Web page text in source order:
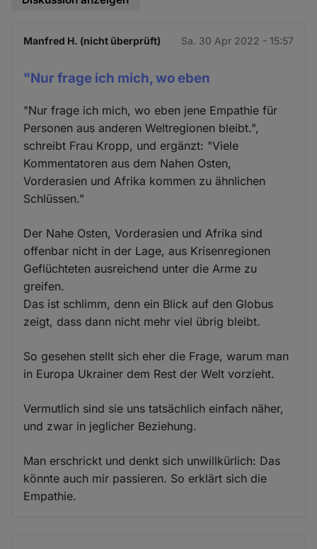
Manfred H. (nicht überprüft) Sa. 30 Apr 2022 - 15:57
"Nur frage ich mich, wo eben
"Nur frage ich mich, wo eben jene Empathie für
Personen aus anderen Weltregionen bleibt.",
schreibt Frau Kropp, und ergänzt: "Viele
Kommentatoren aus dem Nahen Osten,
Vorderasien und Afrika kommen zu ähnlichen
Schlüssen."
Der Nahe Osten, Vorderasien und Afrika sind
offenbar nicht in der Lage, aus Krisenregionen
Geflüchteten ausreichend unter die Arme zu
greifen.
Das ist schlimm, denn ein Blick auf den Globus
zeigt, dass dann nicht mehr viel übrig bleibt.
So gesehen stellt sich eher die Frage, warum man
in Europa Ukrainer dem Rest der Welt vorzieht.
Vermutlich sind sie uns tatsächlich einfach näher,
und zwar in jeglicher Beziehung.
Man erschrickt und denkt sich unwillkürlich: Das
könnte auch mir passieren. So erklärt sich die
Empathie.